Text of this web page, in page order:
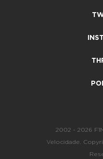
2002 - 2026
Velocidade.